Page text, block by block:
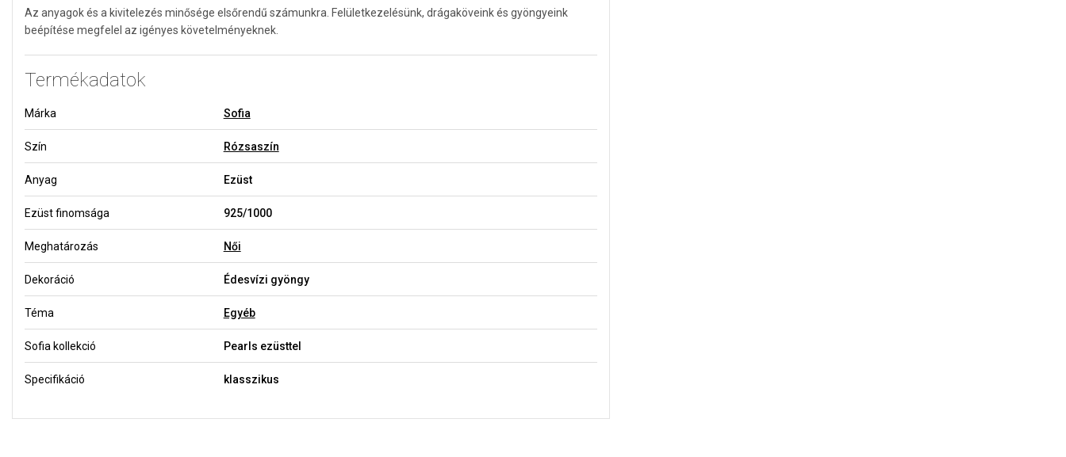
Az anyagok és a kivitelezés minősége elsőrendű számunkra. Felületkezelésünk, drágaköveink és gyöngyeink
beépítése megfelel az igényes követelményeknek.
Termékadatok
Márka Sofia
Szín Rózsaszín
Anyag Ezüst
Ezüst finomsága 925/1000
Meghatározás Női
Dekoráció Édesvízi gyöngy
Téma Egyéb
Sofia kollekció Pearls ezüsttel
Specifikáció klasszikus